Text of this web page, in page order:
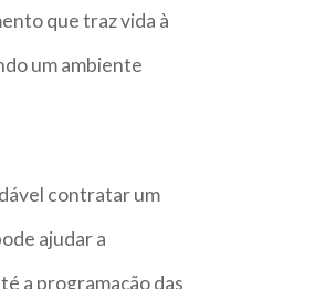
que traz vida à
um ambiente
contratar um
ajudar a
a programação das